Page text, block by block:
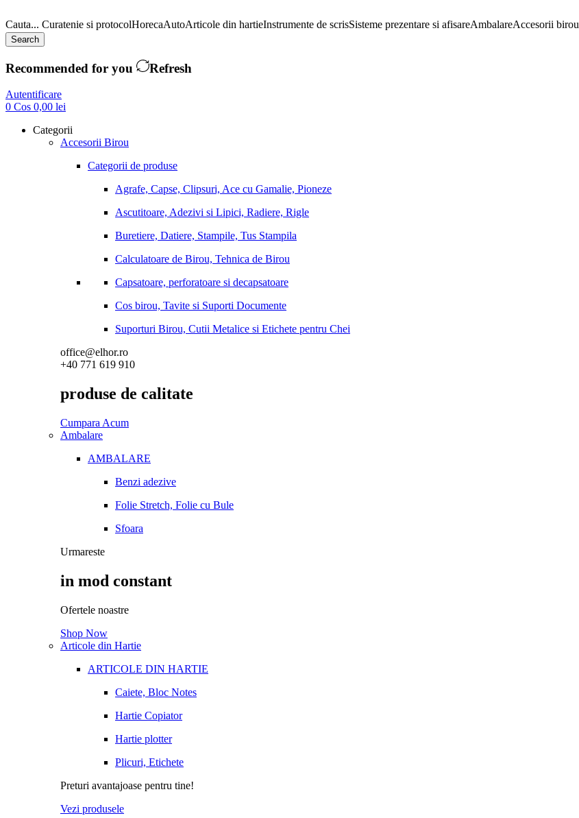
Cauta... Curatenie si protocolHorecaAutoArticole din hartieInstrumente de scrisSisteme prezentare si afisareAmbalareAccesorii birou
Search
Recommended for you Refresh
Autentificare
0 Cos 0,00 lei
Categorii
Accesorii Birou
Categorii de produse
Agrafe, Capse, Clipsuri, Ace cu Gamalie, Pioneze
Ascutitoare, Adezivi si Lipici, Radiere, Rigle
Buretiere, Datiere, Stampile, Tus Stampila
Calculatoare de Birou, Tehnica de Birou
Capsatoare, perforatoare si decapsatoare
Cos birou, Tavite si Suporti Documente
Suporturi Birou, Cutii Metalice si Etichete pentru Chei
office@elhor.ro
+40 771 619 910
produse de calitate
Cumpara Acum
Ambalare
AMBALARE
Benzi adezive
Folie Stretch, Folie cu Bule
Sfoara
Urmareste
in mod constant
Ofertele noastre
Shop Now
Articole din Hartie
ARTICOLE DIN HARTIE
Caiete, Bloc Notes
Hartie Copiator
Hartie plotter
Plicuri, Etichete
Preturi avantajoase pentru tine!
Vezi produsele